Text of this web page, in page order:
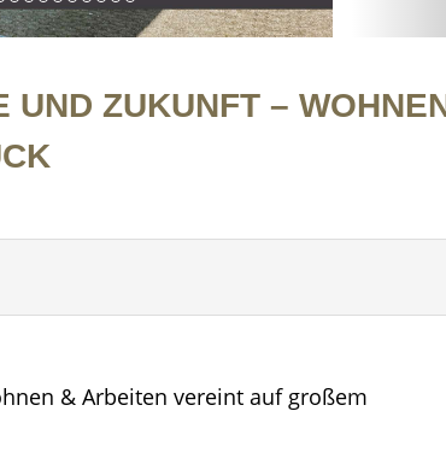
UND ZUKUNFT –
& Arbeiten vereint auf großem